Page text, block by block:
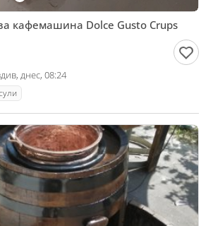
кафемашина Dolce Gusto Crups
днес, 08:24